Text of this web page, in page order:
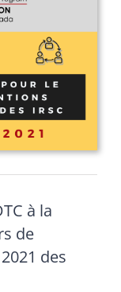
à la
de
des